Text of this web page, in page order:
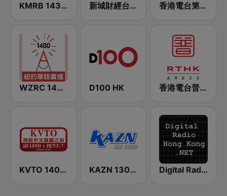
KMRB 1430 AM 新城財經台 Metro Finance FM104 香港電台第五台 - RTHK Radio 5
WZRC 1480 AM D100 HK 香港電台普通話台 RTHK Radio
KVTO 1400 AM KAZN 1300 中文廣播電台 Digital Radio Hong Kong